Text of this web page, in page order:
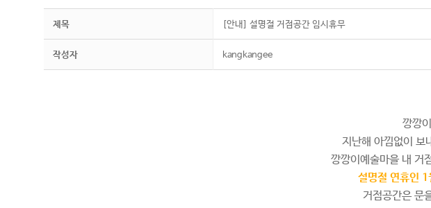
제목 [안내] 설명절 거점공간 임시휴무
작성자 kangkangee
깡깡
지난해 아낌없이 보
깡깡이예술마을 내 거
설명절 연휴인
거점공간은 문